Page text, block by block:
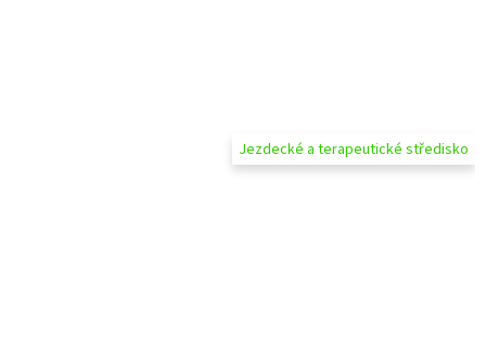
Jezdecké a terapeutické středisko